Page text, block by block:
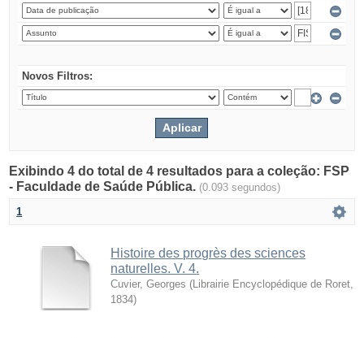
Novos Filtros:
Exibindo 4 do total de 4 resultados para a coleção: FSP
- Faculdade de Saúde Pública. (0.093 segundos)
1
Histoire des progrès des sciences
naturelles. V. 4.
Cuvier, Georges ( Librairie Encyclopédique de Roret
1834)